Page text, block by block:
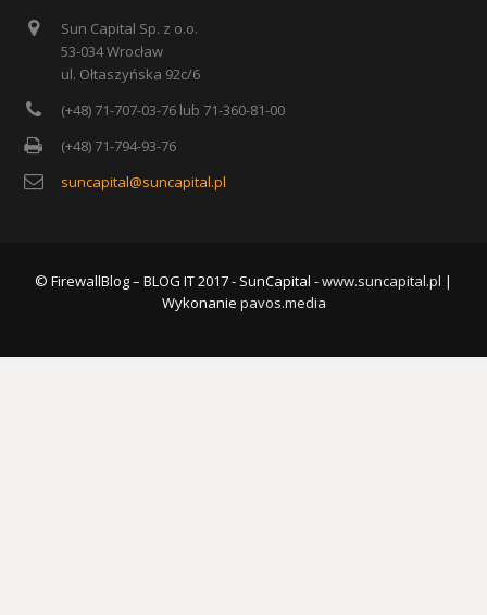
Sun Capital Sp. z o.o.
53-034 Wrocław
ul. Ołtaszyńska 92c/6
(+48) 71-707-03-76 lub 71-360-81-00
(+48) 71-794-93-76
suncapital@suncapital.pl
© FirewallBlog – BLOG IT 2017 - SunCapital -www.suncapital.pl |
Wykonanie pavos.media